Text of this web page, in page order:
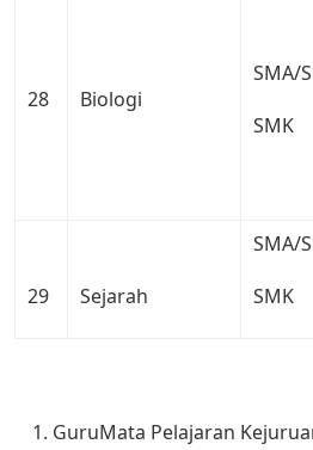
28 Biologi
SMA/
SMK
29 Sejarah
SMA/
SMK
GuruMata Pelajaran